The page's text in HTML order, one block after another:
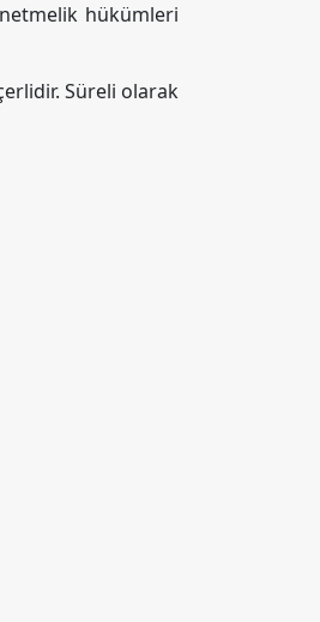
hükümleri
Süreli olarak